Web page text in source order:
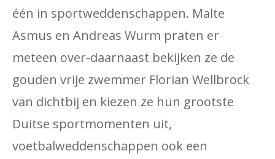
één in sportweddenschappen. Malte
Asmus en Andreas Wurm praten er
meteen over-daarnaast bekijken ze de
gouden vrije zwemmer Florian Wellbrock
van dichtbij en kiezen ze hun grootste
Duitse sportmomenten uit,
voetbalweddenschappen ook een